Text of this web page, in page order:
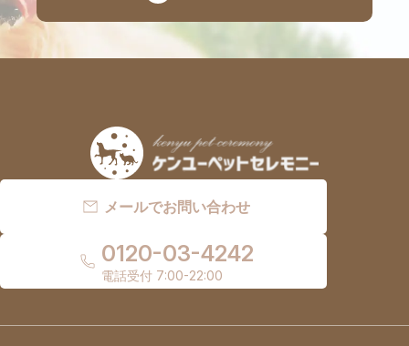
メールでお問い合わせ
0120-03-4242
電話受付 7:00-22:00